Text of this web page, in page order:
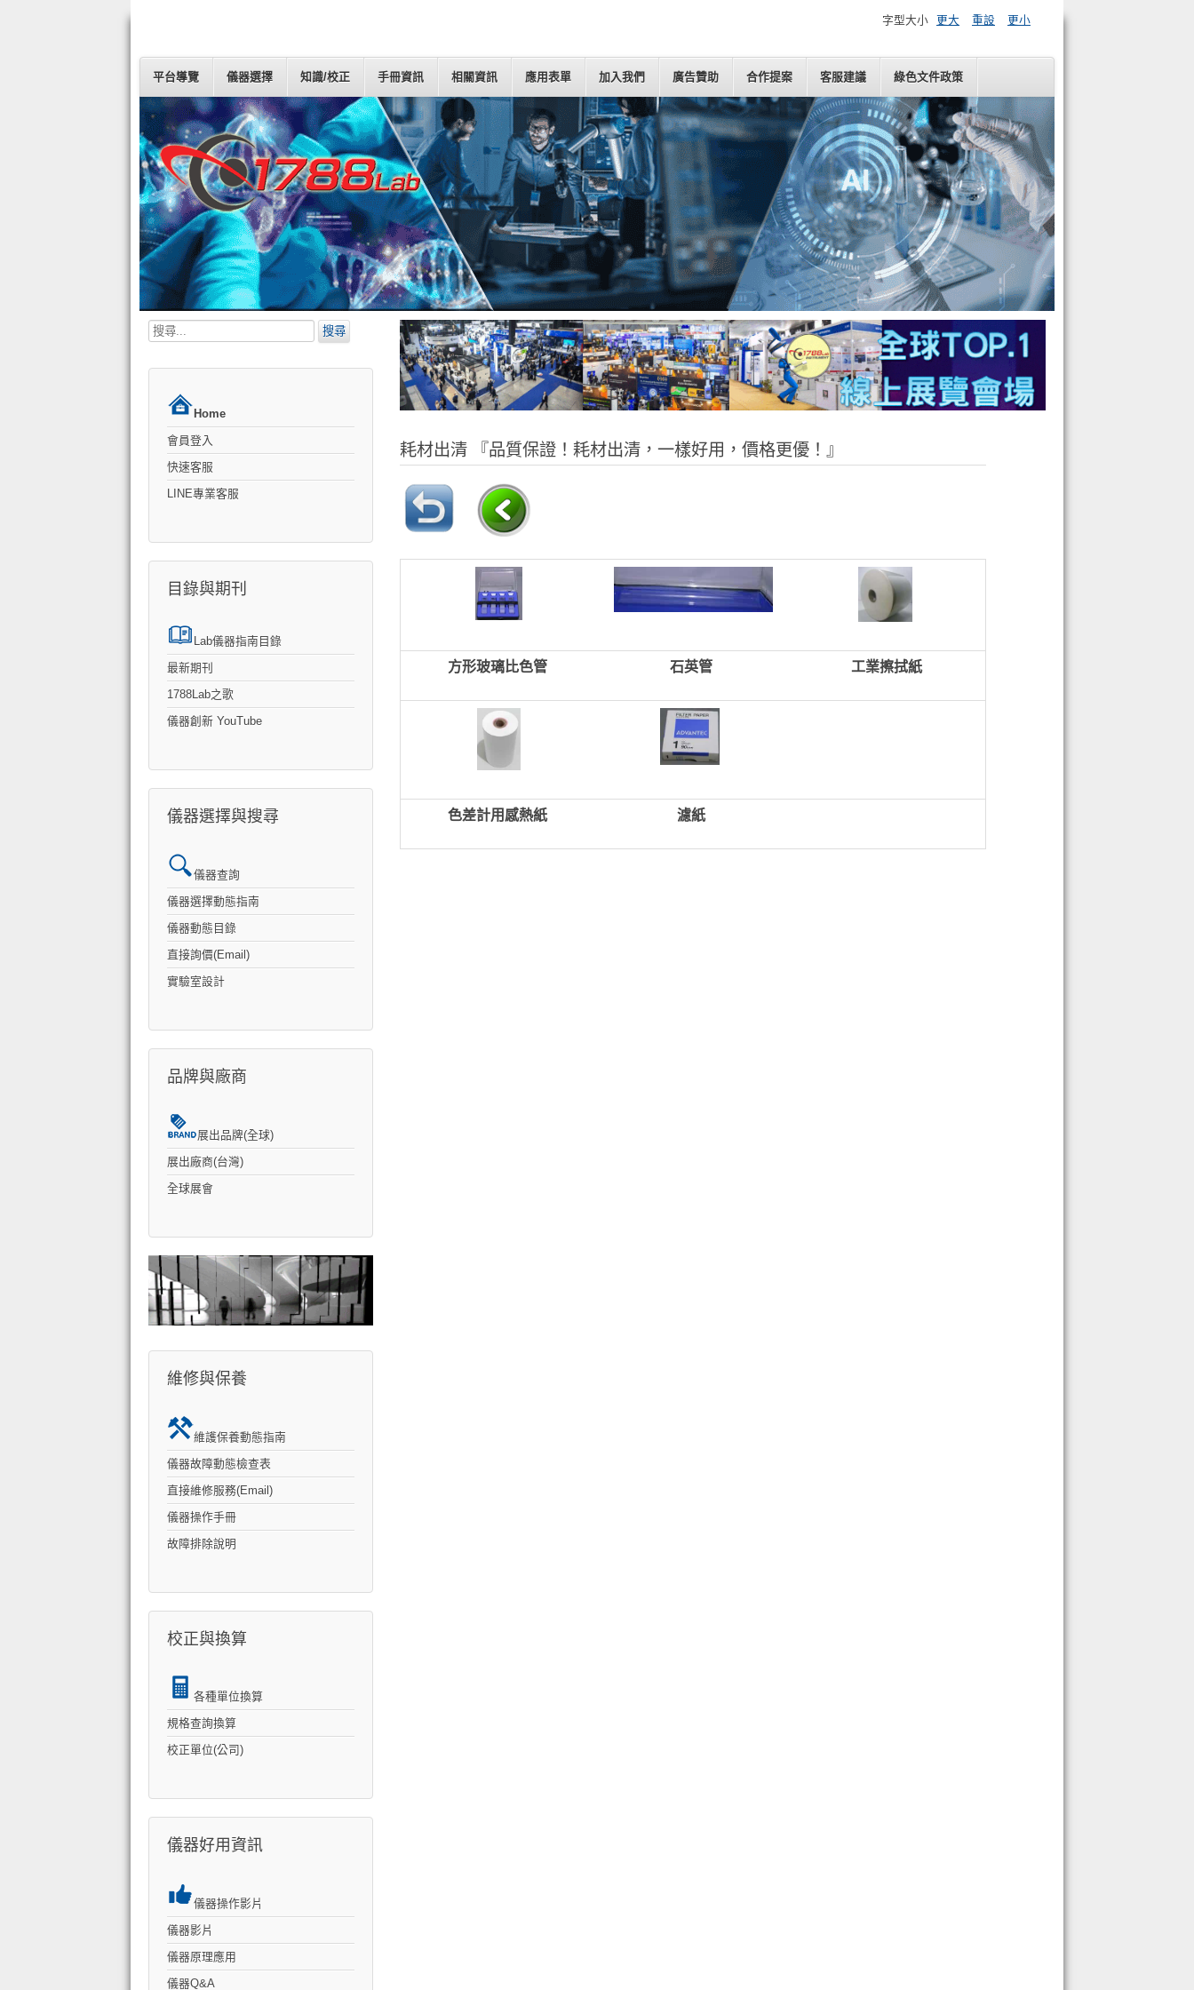
平台導覽 儀器選擇 知識/校正 手冊資訊 相關資訊 應用表單 加入我們 廣告贊助 合作提案 客服建議 綠色文件政策
字型大小 更大 重設 更小
搜
搜尋
Home
會員登入
快速客服
LINE專業客服
目錄與期刊
Lab儀器指南目錄
最新期刊
1788Lab之歌
儀器創新 YouTube
儀器選擇與搜尋
儀器查詢
儀器選擇動態指南
儀器動態目錄
直接詢價(Email)
實驗室設計
品牌與廠商
展出品牌(全球)
展出廠商(台灣)
全球展會
維修與保養
維護保養動態指南
儀器故障動態檢查表
直接維修服務(Email)
儀器操作手冊
故障排除說明
校正與換算
各種單位換算
規格查詢換算
校正單位(公司)
儀器好用資訊
儀器操作影片
儀器影片
儀器原理應用
儀器Q&A
耗材出清 『品質保證！耗材出清，一樣好用，價格更優！』
方形玻璃比色管 石英管 工業擦拭紙
色差計用感熱紙 濾紙